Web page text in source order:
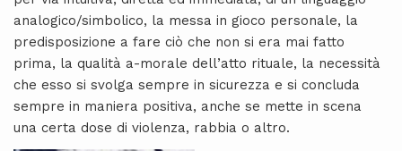
analogico/simbolico, la messa in gioco personale, la
predisposizione a fare ciò che non si era mai fatto
prima, la qualità a-morale dell’atto rituale, la necessità
che esso si svolga sempre in sicurezza e si concluda
sempre in maniera positiva, anche se mette in scena
una certa dose di violenza, rabbia o altro.